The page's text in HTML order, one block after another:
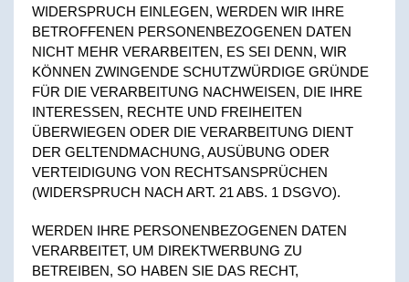
WIDERSPRUCH EINLEGEN, WERDEN WIR IHRE
BETROFFENEN PERSONENBEZOGENEN DATEN
NICHT MEHR VERARBEITEN, ES SEI DENN, WIR
KÖNNEN ZWINGENDE SCHUTZWÜRDIGE GRÜNDE
FÜR DIE VERARBEITUNG NACHWEISEN, DIE IHRE
INTERESSEN, RECHTE UND FREIHEITEN
ÜBERWIEGEN ODER DIE VERARBEITUNG DIENT
DER GELTENDMACHUNG, AUSÜBUNG ODER
VERTEIDIGUNG VON RECHTSANSPRÜCHEN
(WIDERSPRUCH NACH ART. 21 ABS. 1 DSGVO).
WERDEN IHRE PERSONENBEZOGENEN DATEN
VERARBEITET, UM DIREKTWERBUNG ZU
BETREIBEN, SO HABEN SIE DAS RECHT,